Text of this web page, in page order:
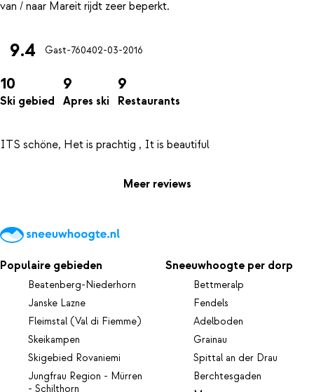
9.4 Gast-760402-03-2016
10
Ski gebied
9
Apres ski
9
Restaurants
Meer reviews
Populaire gebieden
Beatenberg-Niederhorn
Janske Lazne
Fleimstal (Val di Fiemme)
Skeikampen
Skigebied Rovaniemi
Jungfrau Region - Mürren
- Schilthorn
Sneeuwhoogte per dorp
Bettmeralp
Fendels
Adelboden
Grainau
Spittal an der Drau
Berchtesgaden